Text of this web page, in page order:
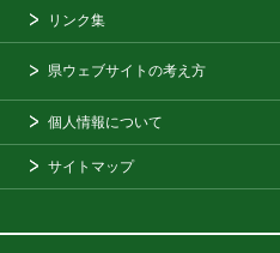
リンク集
県ウェブサイトの考え方
個人情報について
サイトマップ